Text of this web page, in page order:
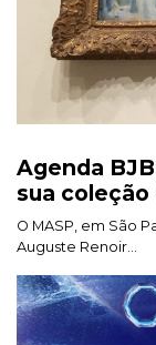
Agenda
sua
O MASP, em São
Auguste Renoir...